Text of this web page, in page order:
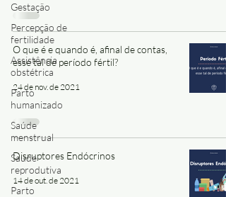
Gestação
Percepção de
fertilidade
Assistência
obstétrica
Parto
humanizado
Saúde
menstrual
Saúde
reprodutiva
Parto
O que é e quando é, afinal de contas,
esse tal de período fértil?
24 de nov. de 2021
Disruptores Endócrinos
14 de out. de 2021